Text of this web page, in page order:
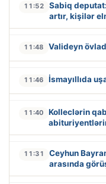
11:52
Sabiq deputat:
artır, kişilər
11:48 Valideyn
11:46 İsmayıllıda
11:40
Kolleclərin
11:31
Ceyhun
arasında